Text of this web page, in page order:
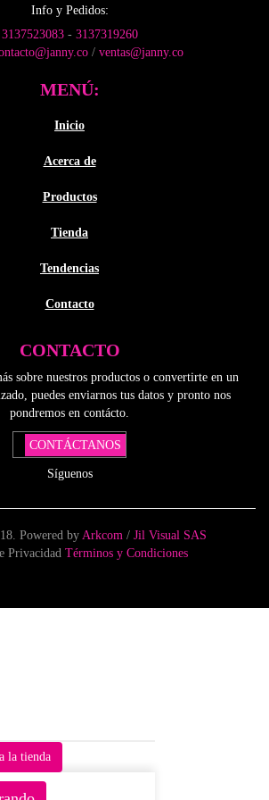
Info y Pedidos:
3137523083- 3137319260
/ ventas@janny.co
MENÚ:
Inicio
Acerca de
Productos
Tienda
Tendencias
Contacto
CONTACTO
sobre nuestros productos o convertirte en un
puedes enviarnos tus datos y pronto nos
pondremos en contácto.
CONTÁCTANOS
Síguenos
Powered by Arkcom / Jil Visual SAS
Privacidad Términos y Condiciones
la tienda